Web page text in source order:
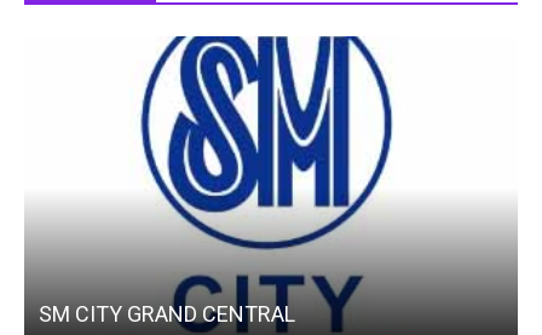
SM CITY GRAND CENTRAL